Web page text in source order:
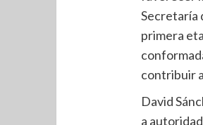
Secretaría
primera
contribuir
David
a